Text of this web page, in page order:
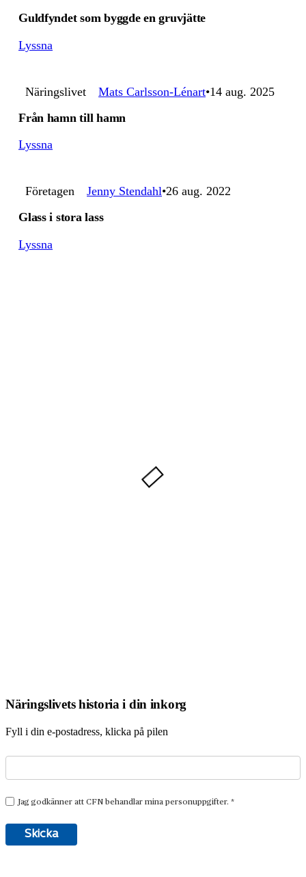
Guldfyndet som byggde en gruvjätte
Lyssna
Näringslivet Mats Carlsson-Lénart 14 aug. 2025
Från hamn till hamn
Lyssna
Företagen Jenny Stendahl 26 aug. 2022
Glass i stora lass
Lyssna
Näringslivets historia i din inkorg
Fyll i din e-postadress, klicka på pilen